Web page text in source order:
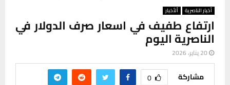
أخبار الناصرية ألأخبار
ارتفاع طفيف في اسعار صرف الدولار في
الناصرية اليوم
20 يناير، 2026
مشاركة 0